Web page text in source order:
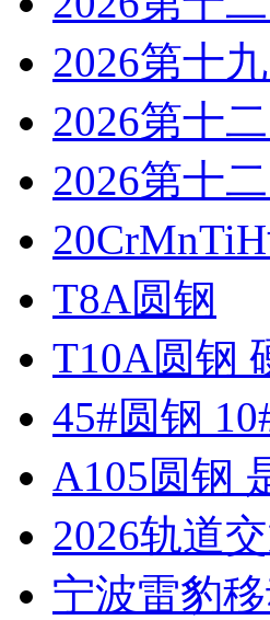
2026第十
2026第十
2026第十
T8A圆钢
T10A圆钢
45#圆钢
A105圆钢
2026轨道
宁波雷豹